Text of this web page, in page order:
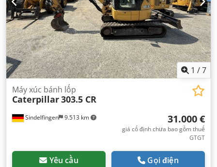
1 /7
Sindelfingen 9.513 km
Máy xúc bánh lốp
Caterpillar303.5 CR
31.000 €
giá cố định chưa bao gồm thuế
GTGT
Yêu cầu Gọi điện